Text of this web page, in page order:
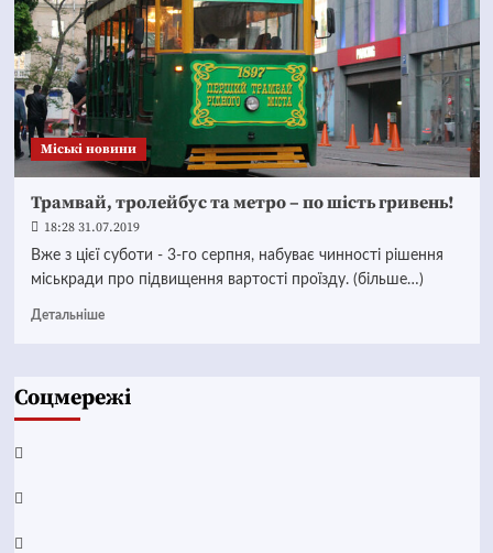
Mіські новини
Трамвай, тролейбус та метро – по шість гривень!
18:28 31.07.2019
Вже з цієї суботи - 3-го серпня, набуває чинності рішення
міськради про підвищення вартості проїзду. (більше…)
Детальніше
Соцмережі
Facebook
YouTube
Telegram